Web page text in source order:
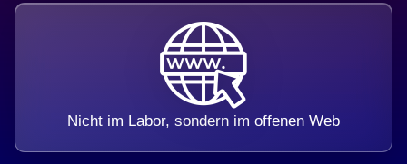
Nicht im Labor, sondern im offenen Web